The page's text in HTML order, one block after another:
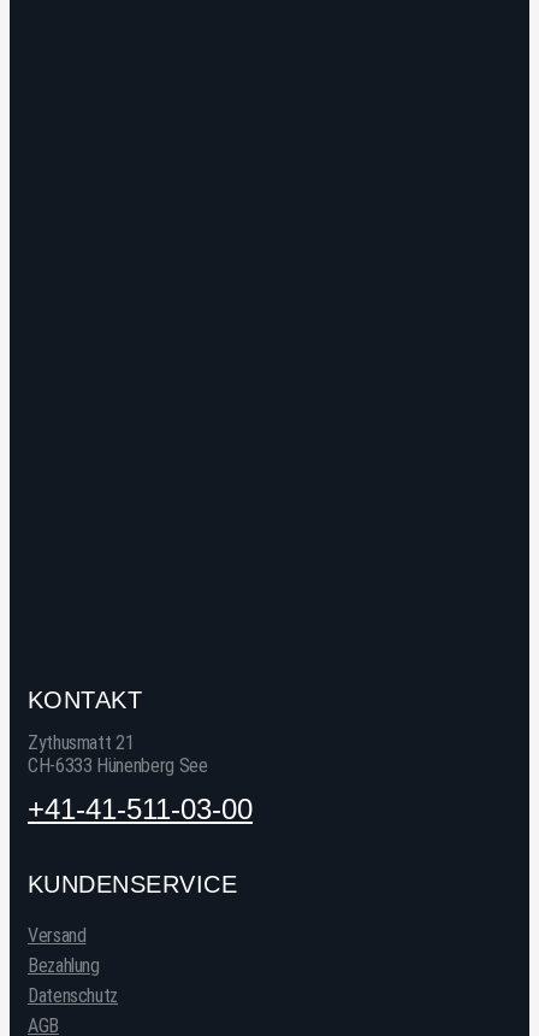
KONTAKT
Zythusmatt 21
CH-6333 Hünenberg See
+41-41-511-03-00
KUNDENSERVICE
Versand
Bezahlung
Datenschutz
AGB